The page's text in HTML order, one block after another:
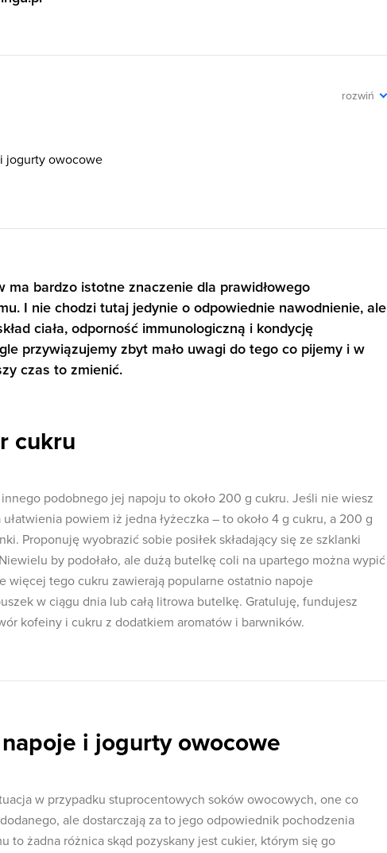
rozwiń
jogurty owocowe
ma bardzo istotne znaczenie dla prawidłowego
I nie chodzi tutaj jedynie o odpowiednie nawodnienie, ale
ciała, odporność immunologiczną i kondycję
przywiązujemy zbyt mało uwagi do tego co pijemy i w
czas to zmienić.
cukru
podobnego jej napoju to około 200 g cukru. Jeśli nie wiesz
powiem iż jedna łyżeczka – to około 4 g cukru, a 200 g
Proponuję wyobrazić sobie posiłek składający się ze szklanki
by podołało, ale dużą butelkę coli na upartego można wypić
więcej tego cukru zawierają popularne ostatnio napoje
w ciągu dnia lub całą litrowa butelkę. Gratuluję, fundujesz
kofeiny i cukru z dodatkiem aromatów i barwników.
i jogurty owocowe
w przypadku stuprocentowych soków owocowych, one co
ale dostarczają za to jego odpowiednik pochodzenia
to żadna różnica skąd pozyskany jest cukier, którym się go